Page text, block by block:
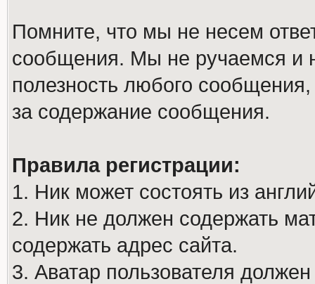
Помните, что мы не несем
сообщения. Мы не ручаемся и
полезность любого
за содержание сообщения.
Правила регистрации:
1. Ник может состоять из
2. Ник не должен содержать
содержать адрес сайта.
3. Аватар пользователя